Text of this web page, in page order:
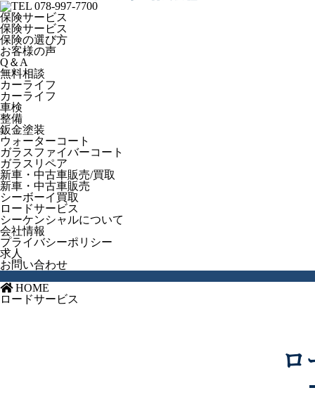
保険サービス
保険サービス
保険の選び方
お客様の声
Q＆A
無料相談
カーライフ
カーライフ
車検
整備
鈑金塗装
ウォーターコート
ガラスファイバーコート
ガラスリペア
新車・中古車販売/買取
新車・中古車販売
シーボーイ買取
ロードサービス
シーケンシャルについて
会社情報
プライバシーポリシー
求人
お問い合わせ
HOME
ロードサービス